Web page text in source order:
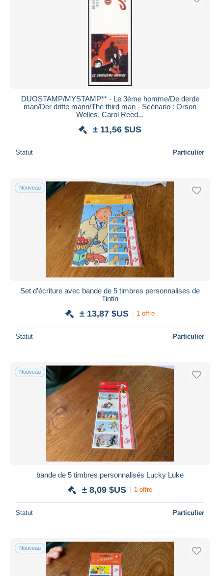
DUOSTAMP/MYSTAMP** - Le 3ème homme/De derde
man/Der dritte mann/The third man - Scénario : Orson
Welles, Carol Reed...
± 11,56 $US
Statut Particulier
Nouveau
Set d’écriture avec bande de 5 timbres personnalises de
Tintin
± 13,87 $US 1 offre
Statut Particulier
Nouveau
bande de 5 timbres personnalisés Lucky Luke
± 8,09 $US 1 offre
Statut Particulier
Nouveau